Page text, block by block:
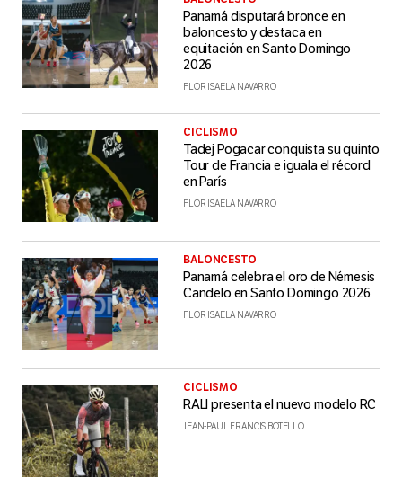
Panamá disputará bronce en
baloncesto y destaca en
equitación en Santo Domingo
2026
FLOR ISAELA NAVARRO
CICLISMO
Tadej Pogacar conquista su quinto
Tour de Francia e iguala el récord
en París
FLOR ISAELA NAVARRO
BALONCESTO
Panamá celebra el oro de Némesis
Candelo en Santo Domingo 2026
FLOR ISAELA NAVARRO
CICLISMO
RALI presenta el nuevo modelo RC
JEAN-PAUL FRANCIS BOTELLO